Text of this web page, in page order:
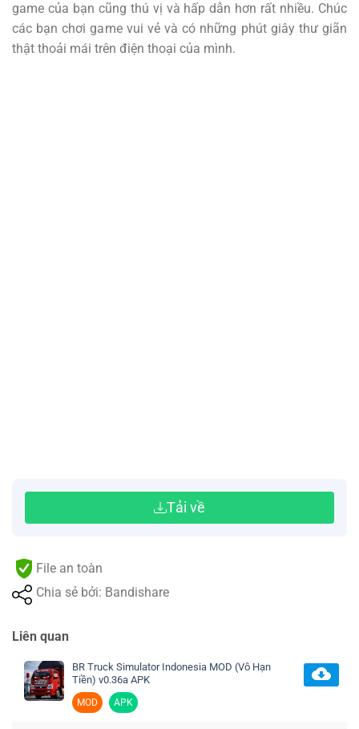
game của bạn cũng thú vị và hấp dẫn hơn rất nhiều. Chúc
các bạn chơi game vui vẻ và có những phút giây thư giãn
thật thoải mái trên điện thoại của mình.
Tải về
File an toàn
Chia sẻ bởi: Bandishare
Liên quan
BR Truck Simulator Indonesia MOD (Vô Hạn
Tiền) v0.36a APK
MOD APK